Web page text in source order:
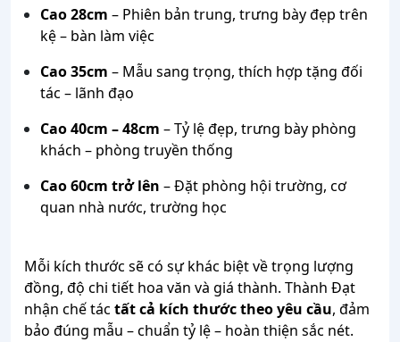
Cao 28cm – Phiên bản trung, trưng bày đẹp trên
kệ – bàn làm việc
Cao 35cm – Mẫu sang trọng, thích hợp tặng đối
tác – lãnh đạo
Cao 40cm – 48cm – Tỷ lệ đẹp, trưng bày phòng
khách – phòng truyền thống
Cao 60cm trở lên – Đặt phòng hội trường, cơ
quan nhà nước, trường học
Mỗi kích thước sẽ có sự khác biệt về trọng lượng
đồng, độ chi tiết hoa văn và giá thành. Thành Đạt
nhận chế tác tất cả kích thước theo yêu cầu, đảm
bảo đúng mẫu – chuẩn tỷ lệ – hoàn thiện sắc nét.